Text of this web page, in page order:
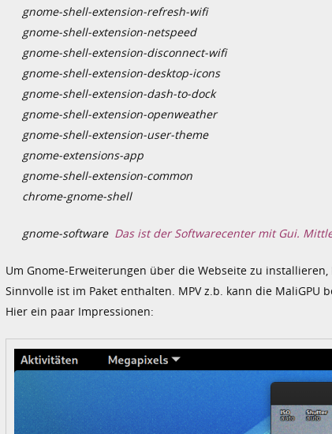
gnome-shell-extension-refresh-wifi
gnome-shell-extension-netspeed
gnome-shell-extension-disconnect-wifi
gnome-shell-extension-desktop-icons
gnome-shell-extension-dash-to-dock
gnome-shell-extension-openweather
gnome-shell-extension-user-theme
gnome-extensions-app
gnome-shell-extension-common
chrome-gnome-shell
gnome-software Das ist der Softwarecenter mit Gui.
Um Gnome-Erweiterungen über die Webseite zu
Sinnvolle ist im Paket enthalten. MPV z.b. kann die
Hier ein paar Impressionen: